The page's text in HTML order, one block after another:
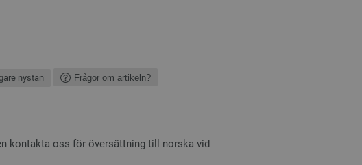
nystan Frågor om artikeln?
kontakta oss för översättning till norska vid